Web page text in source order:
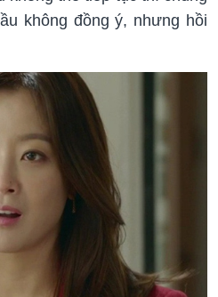
không đồng ý, nhưng hồi